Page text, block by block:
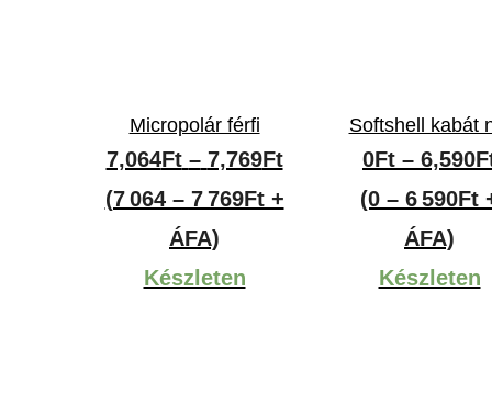
Micropolár férfi
7,064Ft – 7,769FtÁrtartomány:
7,064Ft
(7 064 – 7 769Ft +
ÁFA)
Készleten
Softshell kabát
0Ft – 6,590
(0 – 6 590Ft
ÁFA)
Készleten